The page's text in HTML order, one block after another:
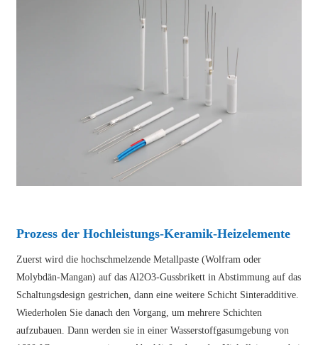
Prozess der Hochleistungs-Keramik-Heizelemente
Zuerst wird die hochschmelzende Metallpaste (Wolfram oder
Molybdän-Mangan) auf das Al2O3-Gussbrikett in Abstimmung auf das
Schaltungsdesign gestrichen, dann eine weitere Schicht Sinteradditive.
Wiederholen Sie danach den Vorgang, um mehrere Schichten
aufzubauen. Dann werden sie in einer Wasserstoffgasumgebung von